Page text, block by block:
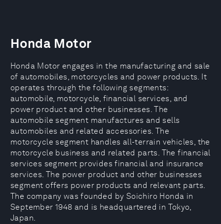
Honda Motor
Honda Motor engages in the manufacturing and sale
of automobiles, motorcycles and power products. It
operates through the following segments:
automobile, motorcycle, financial services, and
power product and other businesses. The
automobile segment manufactures and sells
automobiles and related accessories. The
motorcycle segment handles all-terrain vehicles, the
motorcycle business and related parts. The financial
services segment provides financial and insurance
services. The power product and other businesses
segment offers power products and relevant parts.
The company was founded by Soichiro Honda in
September 1948 and is headquartered in Tokyo,
Japan.